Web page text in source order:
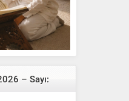
– Sayı: